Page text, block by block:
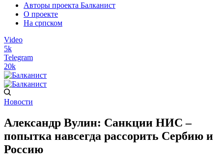
Авторы проекта Балканист
О проекте
На српском
Video
5k
Telegram
20k
Новости
Александр Вулин: Санкции НИС –
попытка навсегда рассорить Сербию и
Россию